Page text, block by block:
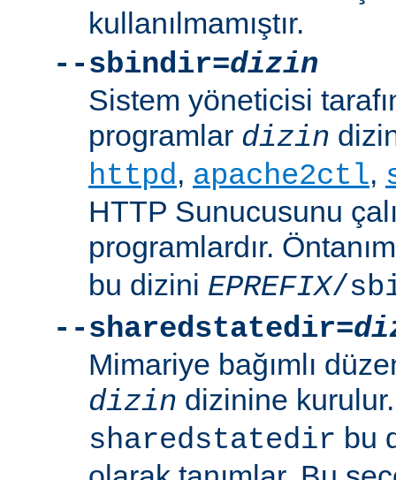
kullanılmamıştır.
--sbindir=dizin
Sistem yöneticisi
programlar dizin
httpd, apache2ctl,
HTTP Sunucusunu
programlardır.
bu dizini EPREFIX/
--sharedstatedir=
Mimariye bağımlı
dizin dizinine
sharedstatedir bu